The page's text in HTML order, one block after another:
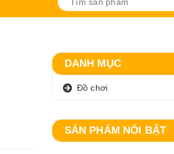
DANH MỤC
Đồ chơi
SẢN PHẨM NỔI BẬT